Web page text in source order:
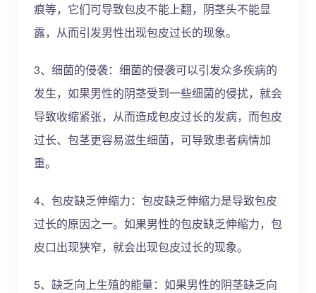
痕等，它们可导致包皮不能上翻，阴茎头不能显
露，从而引发男性出现包皮过长的现象。
3、细菌的侵袭：细菌的侵袭可以引发众多疾病的
发生，如果男性的阴茎受到一些细菌的侵扰，就会
导致收缩紧张，从而造成包皮过长的发病，而包皮
过长、包茎更容易滋生细菌，可导致患者病情加
重。
4、包皮缺乏伸缩力：包皮缺乏伸缩力是导致包皮
过长的原因之一。如果男性的包皮缺乏伸缩力，包
皮口出现狭窄，就会出现包皮过长的现象。
5、缺乏向上生殖的能量：如果男性的阴茎缺乏向